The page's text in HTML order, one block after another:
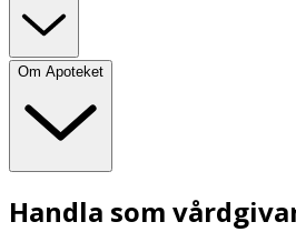
Om Apoteket
Handla som